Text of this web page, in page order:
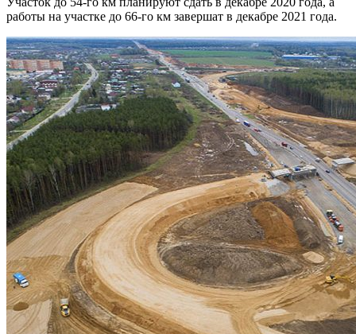
работы на участке до 66-го км завершат в декабре 2021 года.